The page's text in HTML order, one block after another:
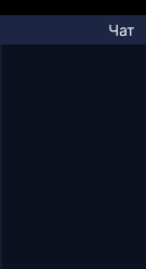
Чат